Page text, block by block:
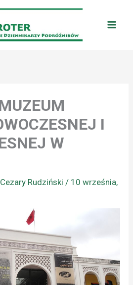
I
W
Cezary Rudziński/ 10 września,